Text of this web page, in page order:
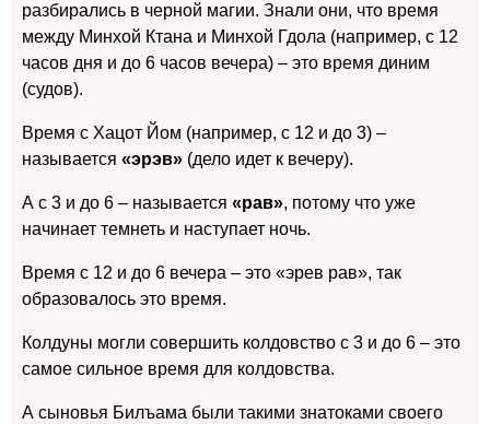
разбирались в черной магии. Знали они, что время
между Минхой Ктана и Минхой Гдола (например, с 12
часов дня и до 6 часов вечера) – это время диним
(судов).
Время с Хацот Йом (например, с 12 и до 3) –
называется «эрэв» (дело идет к вечеру).
А с 3 и до 6 – называется «рав», потому что уже
начинает темнеть и наступает ночь.
Время с 12 и до 6 вечера – это «эрев рав», так
образовалось это время.
Колдуны могли совершить колдовство с 3 и до 6 – это
самое сильное время для колдовства.
А сыновья Билъама были такими знатоками своего